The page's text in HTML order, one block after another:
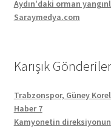
Aydın'daki orman
Saraymedya.com
Karışık Gönderiler
Trabzonspor, Güney
Haber 7
Kamyonetin